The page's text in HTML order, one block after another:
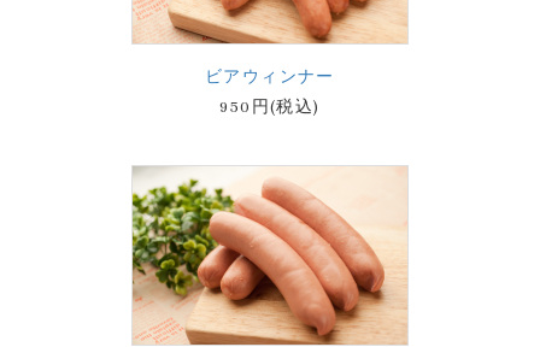
ビアウィンナー
950円(税込)